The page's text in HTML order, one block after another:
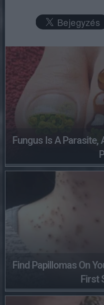
Fungus Is A Parasite,
Find Papillomas On
First